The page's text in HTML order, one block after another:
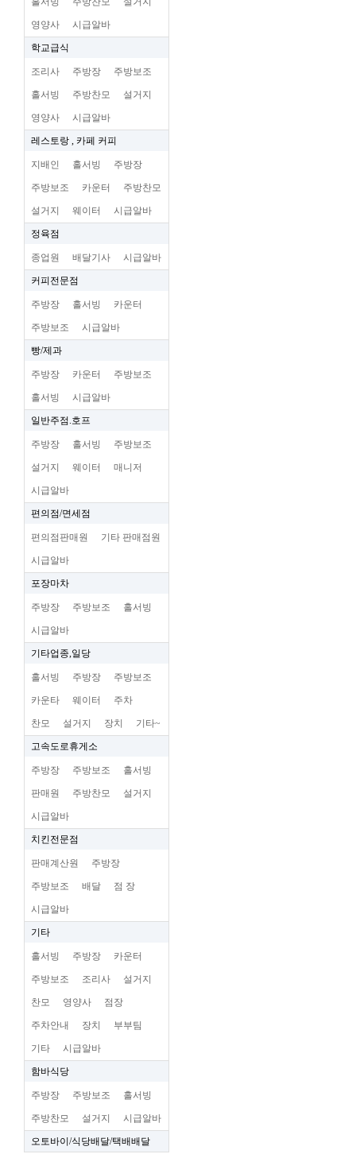
영양사 시급알바
학교급식
조리사 주방장 주방보조
홀서빙 주방찬모 설거지
영양사 시급알바
레스토랑 , 카페 커피
지배인 홀서빙 주방장
주방보조 카운터 주방찬모
설거지 웨이터 시급알바
정육점
종업원 배달기사 시급알바
커피전문점
주방장 홀서빙 카운터
주방보조 시급알바
빵/제과
주방장 카운터 주방보조
홀서빙 시급알바
일반주점.호프
주방장 홀서빙 주방보조
설거지 웨이터 매니저
시급알바
편의점/면세점
편의점판매원 기타 판매점원
시급알바
포장마차
주방장 주방보조 홀서빙
시급알바
기타업종,일당
홀서빙 주방장 주방보조
카운타 웨이터 주차
찬모 설거지 장치 기타~
고속도로휴게소
주방장 주방보조 홀서빙
판매원 주방찬모 설거지
시급알바
치킨전문점
판매계산원 주방장
주방보조 배달 점 장
시급알바
기타
홀서빙 주방장 카운터
주방보조 조리사 설거지
찬모 영양사 점장
주차안내 장치 부부팀
기타 시급알바
함바식당
주방장 주방보조 홀서빙
주방찬모 설거지 시급알바
오토바이/식당배달/택배배달